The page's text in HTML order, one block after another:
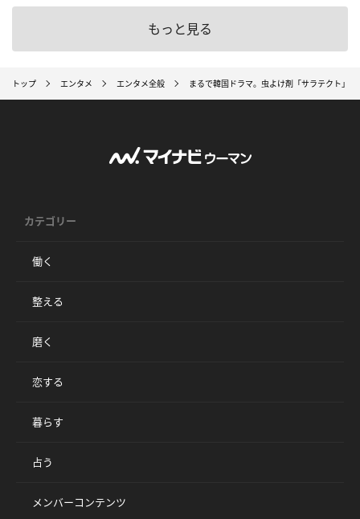
もっと見る
トップ エンタメ エンタメ全般 まるで韓国ドラマ。虫よけ剤「サラテクト」
カテゴリー
働く
整える
磨く
恋する
暮らす
占う
メンバーコンテンツ